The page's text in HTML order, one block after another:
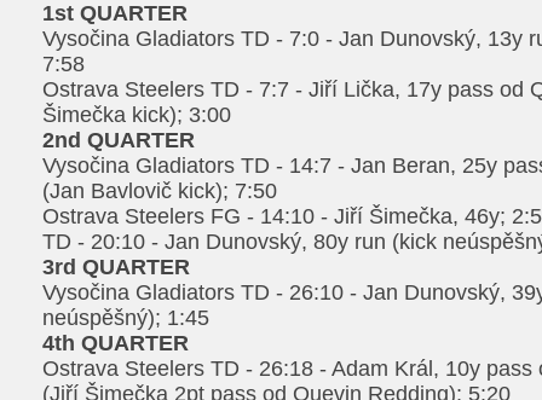
1st QUARTER
Vysočina Gladiators TD - 7:0 - Jan Dunovský, 13y
7:58
Ostrava Steelers TD - 7:7 - Jiří Lička, 17y pass od
Šimečka kick); 3:00
2nd QUARTER
Vysočina Gladiators TD - 14:7 - Jan Beran, 25y
(Jan Bavlovič kick); 7:50
Ostrava Steelers FG - 14:10 - Jiří Šimečka, 46y;
TD - 20:10 - Jan Dunovský, 80y run (kick
3rd QUARTER
Vysočina Gladiators TD - 26:10 - Jan Dunovský,
neúspěšný); 1:45
4th QUARTER
Ostrava Steelers TD - 26:18 - Adam Král, 10y pass
(Jiří Šimečka 2pt pass od Quevin Redding); 5:20